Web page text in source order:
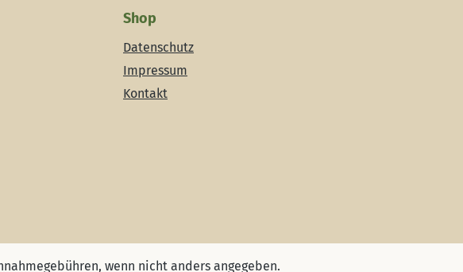
Shop
Datenschutz
Impressum
Kontakt
wenn nicht anders angegeben.